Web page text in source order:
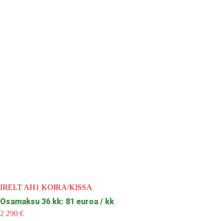
IRELT AH1 KOIRA/KISSA
Osamaksu 36 kk: 81 euroa / kk
2 290 €